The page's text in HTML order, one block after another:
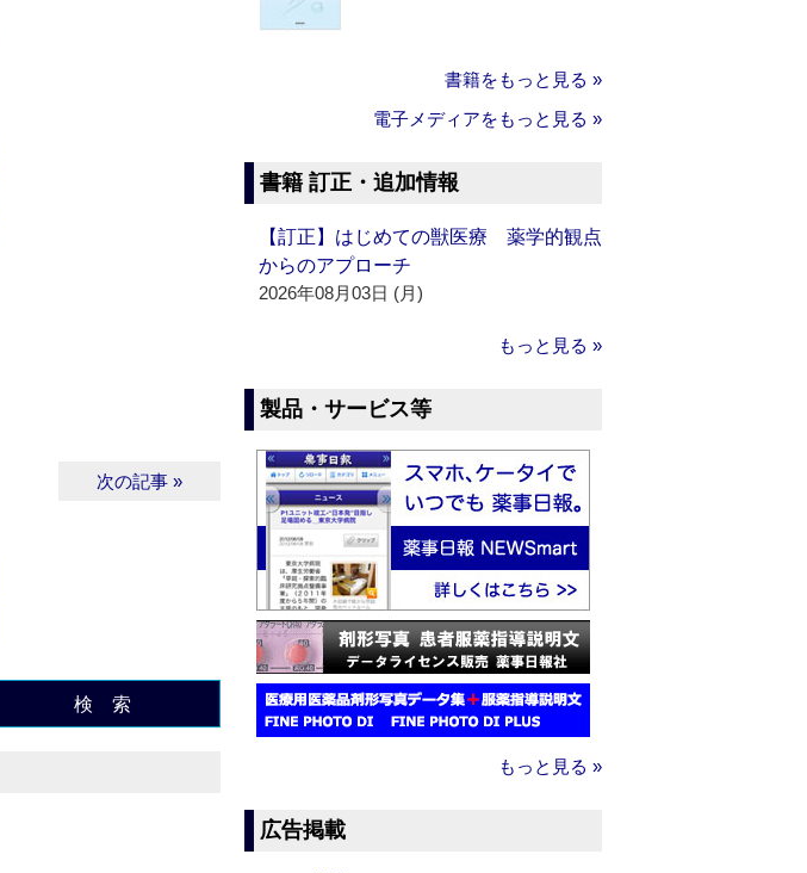
次の記事 »
検 索
書籍をもっと見る »
電子メディアをもっと見る »
書籍 訂正・追加情報
【訂正】はじめての獣医療 薬学的観点
からのアプローチ
2026年08月03日 (月)
もっと見る »
製品・サービス等
もっと見る »
広告掲載